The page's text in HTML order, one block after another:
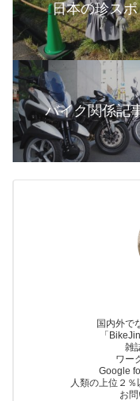
日本の珍スポ
バイク関係記
国内外で
「
雑
ワー
Google
人類の上位２
お